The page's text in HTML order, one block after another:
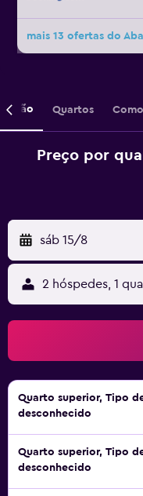
mais 13 ofertas do
Quartos
Preço por
sáb 15/8
2 hóspedes, 1
Quarto superior, Tipo
desconhecido
Quarto superior, Tipo
desconhecido